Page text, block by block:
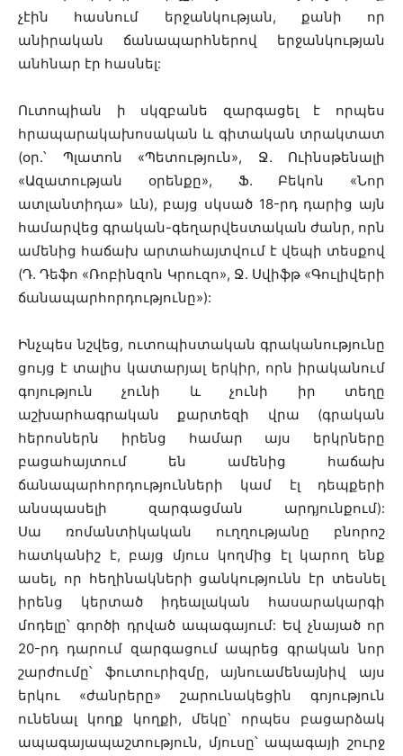
չէին հասնում երջանկության, քանի որ
անիրական ճանապարհներով երջանկության
անհնար էր հասնել:
Ուտոպիան ի սկզբանե զարգացել է որպես
հրապարակախոսական և գիտական տրակտատ
(օր.՝ Պլատոն «Պետություն», Ջ. Ուինսթենալի
«Ազատության օրենքը», Ֆ. Բեկոն «Նոր
ատլանտիդա» ևն), բայց սկսած 18-րդ դարից այն
համարվեց գրական-գեղարվեստական ժանր, որն
ամենից հաճախ արտահայտվում է վեպի տեսքով
(Դ. Դեֆո «Ռոբինզոն Կրուզո», Ջ. Սվիֆթ «Գուլիվերի
ճանապարհորդությունը»):
Ինչպես նշվեց, ուտոպիստական գրականությունը
ցույց է տալիս կատարյալ երկիր, որն իրականում
գոյություն չունի և չունի իր տեղը
աշխարհագրական քարտեզի վրա (գրական
հերոսներն իրենց համար այս երկրները
բացահայտում են ամենից հաճախ
ճանապարհորդությունների կամ էլ դեպքերի
անսպասելի զարգացման արդյունքում):
Սա ռոմանտիկական ուղղությանը բնորոշ
հատկանիշ է, բայց մյուս կողմից էլ կարող ենք
ասել, որ հեղինակների ցանկությունն էր տեսնել
իրենց կերտած իդեալական հասարակարգի
մոդելը՝ գործի դրված ապագայում: Եվ չնայած որ
20-րդ դարում զարգացում ապրեց գրական նոր
շարժումը՝ ֆուտուրիզմը, այնուամենայնիվ այս
երկու «ժանրերը» շարունակեցին գոյություն
ունենալ կողք կողքի, մեկը՝ որպես բացարձակ
ապագայապաշտություն, մյուսը՝ ապագայի շուրջ